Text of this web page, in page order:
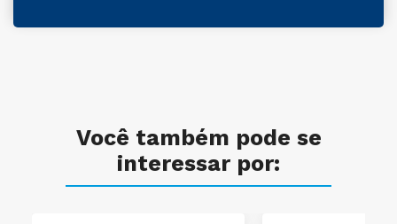
Você também pode se
interessar por: